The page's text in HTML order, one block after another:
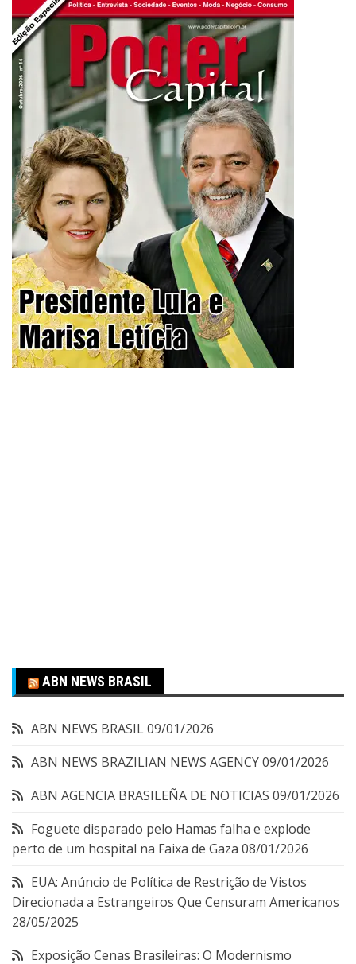
ABN NEWS BRASIL
ABN NEWS BRASIL09/01/2026
ABN NEWS BRAZILIAN NEWS AGENCY09/01/2026
ABN AGENCIA BRASILEÑA DE NOTICIAS 09/01/2026
Foguete disparado pelo Hamas falha e explode
perto de um hospital na Faixa de Gaza 08/01/2026
EUA: Anúncio de Política de Restrição de Vistos
Direcionada a Estrangeiros Que Censuram Americanos
28/05/2025
Exposição Cenas Brasileiras: O Modernismo